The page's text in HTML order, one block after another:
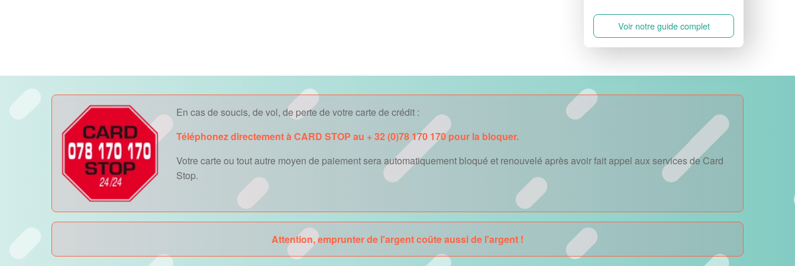
Voir notre guide complet
En cas de soucis, de vol, de perte de votre carte de crédit :
Téléphonez directement à CARD STOP au + 32 (0)78 170 170 pour la bloquer.
Votre carte ou tout autre moyen de paiement sera automatiquement bloqué et renouvelé après avoir fait appel aux services de Card
Stop.
Attention, emprunter de l'argent coûte aussi de l'argent !